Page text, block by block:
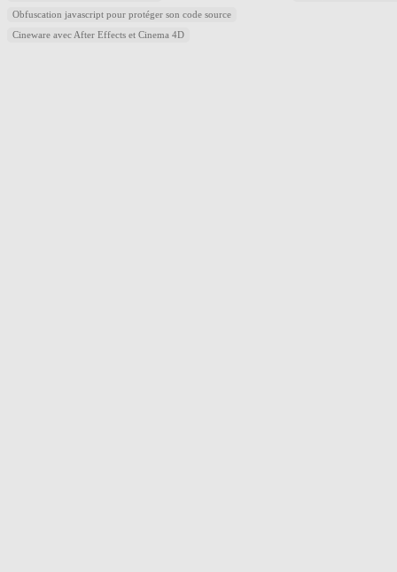
Obfuscation javascript pour protéger son code source
Cineware avec After Effects et Cinema 4D